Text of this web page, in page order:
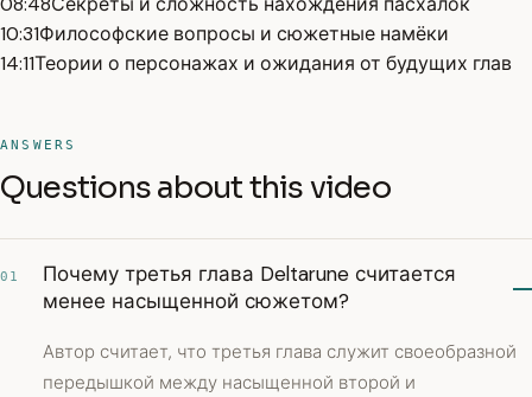
10:31Философские вопросы и сюжетные намёки
14:11Теории о персонажах и ожидания от будущих глав
ANSWERS
Questions about this video
01
Почему третья глава Deltarune считается
менее насыщенной сюжетом?
Автор считает, что третья глава служит своеобразной
передышкой между насыщенной второй и